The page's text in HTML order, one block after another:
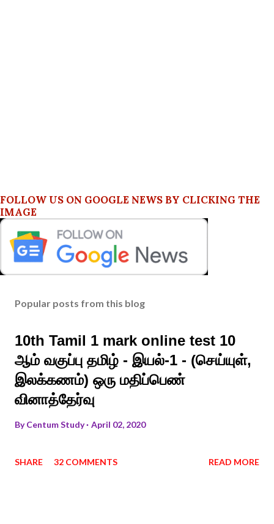
FOLLOW US ON GOOGLE NEWS BY CLICKING THE
IMAGE
Popular posts from this blog
10th Tamil 1 mark online test 10
ஆம் வகுப்பு தமிழ் - இயல்-1 - (செய்யுள்,
இலக்கணம்) ஒரு மதிப்பெண்
வினாத்தேர்வு
ByCentum Study April 02, 2020
SHARE 32 COMMENTS READ MORE